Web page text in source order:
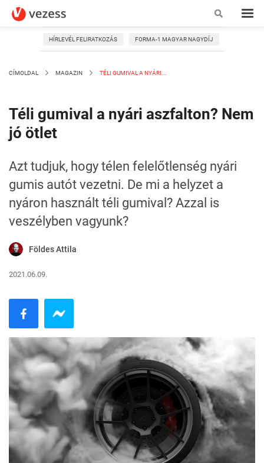
HÍRLEVÉL FELIRATKOZÁS FORMA-1 MAGYAR NAGYDÍJ
CÍMOLDAL MAGAZIN TÉLI GUMIVAL A NYÁRI...
Téli gumival a nyári aszfalton? Nem
jó ötlet
Azt tudjuk, hogy télen felelőtlenség nyári
gumis autót vezetni. De mi a helyzet a
nyáron használt téli gumival? Azzal is
veszélyben vagyunk?
Földes Attila
2021.06.09.